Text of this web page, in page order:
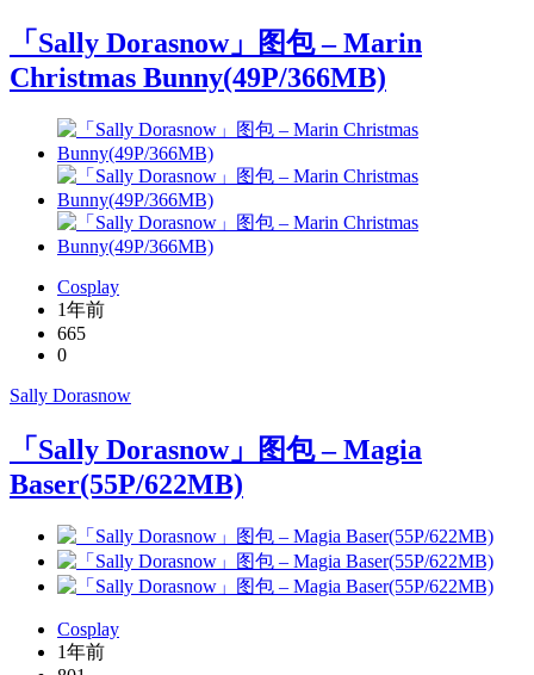
「Sally Dorasnow」图包 – Marin
Christmas Bunny(49P/366MB)
Cosplay
1年前
665
0
Sally Dorasnow
「Sally Dorasnow」图包 – Magia
Baser(55P/622MB)
Cosplay
1年前